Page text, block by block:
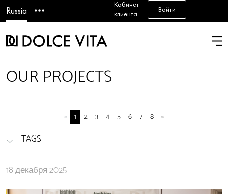
Russia
Кабинет
клиента
Войти
OUR PROJECTS
18 декабря 2025
TAGS
« 1 2 3 4 5 6 7 8 »